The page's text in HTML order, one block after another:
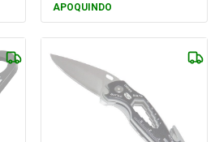
APOQUINDO